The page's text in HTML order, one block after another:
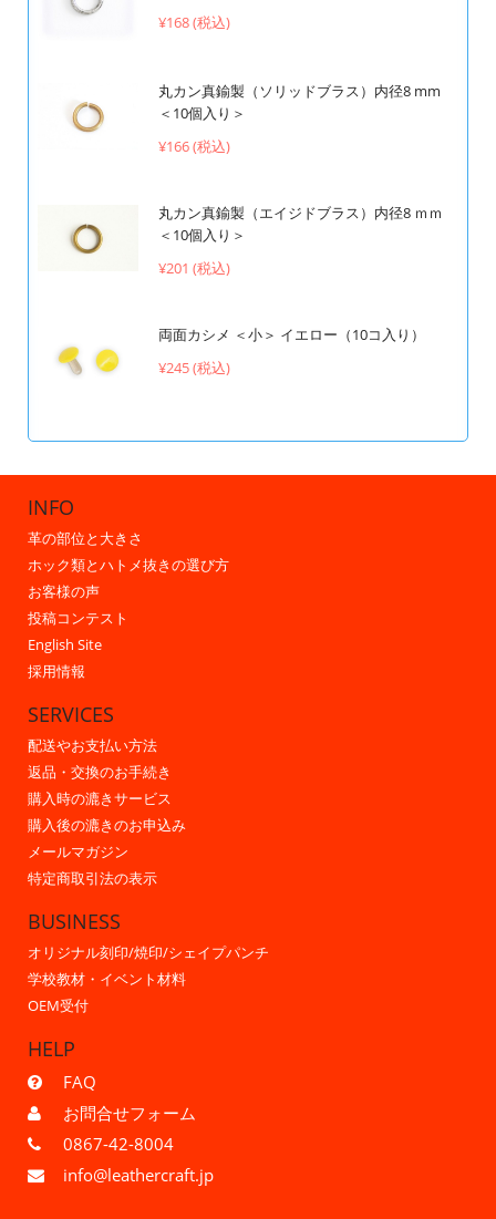
¥168 (税込)
丸カン真鍮製（ソリッドブラス）内径8 mm
＜10個入り＞
¥166 (税込)
丸カン真鍮製（エイジドブラス）内径8 ｍｍ
＜10個入り＞
¥201 (税込)
両面カシメ ＜小＞ イエロー（10コ入り）
¥245 (税込)
INFO
革の部位と大きさ
ホック類とハトメ抜きの選び方
お客様の声
投稿コンテスト
English Site
採用情報
SERVICES
配送やお支払い方法
返品・交換のお手続き
購入時の漉きサービス
購入後の漉きのお申込み
メールマガジン
特定商取引法の表示
BUSINESS
オリジナル刻印/焼印/シェイプパンチ
学校教材・イベント材料
OEM受付
HELP
FAQ
お問合せフォーム
0867-42-8004
info@leathercraft.jp